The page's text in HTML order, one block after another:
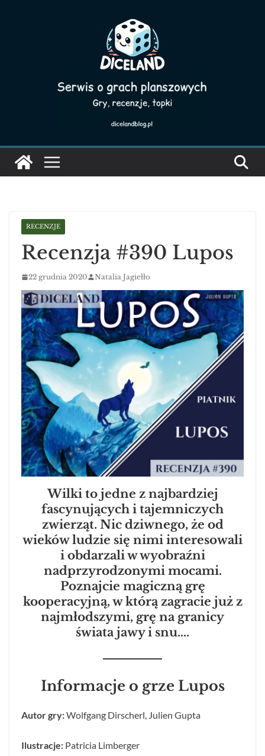
RECENZJE
Recenzja #390 Lupos
22 grudnia 2020 Natalia Jagiełło
Wilki to jedne z najbardziej
fascynujących i tajemniczych
zwierząt. Nic dziwnego, że od
wieków ludzie się nimi interesowali
i obdarzali w wyobraźni
nadprzyrodzonymi mocami.
Poznajcie magiczną grę
kooperacyjną, w którą zagracie już z
najmłodszymi, grę na granicy
świata jawy i snu….
Informacje o grze Lupos
Autor gry:Wolfgang Dirscherl, Julien Gupta
Ilustracje: Patricia Limberger